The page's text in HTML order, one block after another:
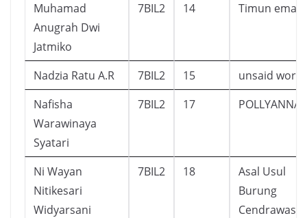
Muhamad
Anugrah Dwi
Jatmiko
7BIL2 14 Timun emas
Nadzia Ratu A.R 7BIL2 15
unsaid word
Nafisha
Warawinaya
Syatari
7BIL2 17 POLLYANNA
Ni Wayan
Nitikesari
Widyarsani
7BIL2 18
Asal Usul
Burung
Cendrawasih